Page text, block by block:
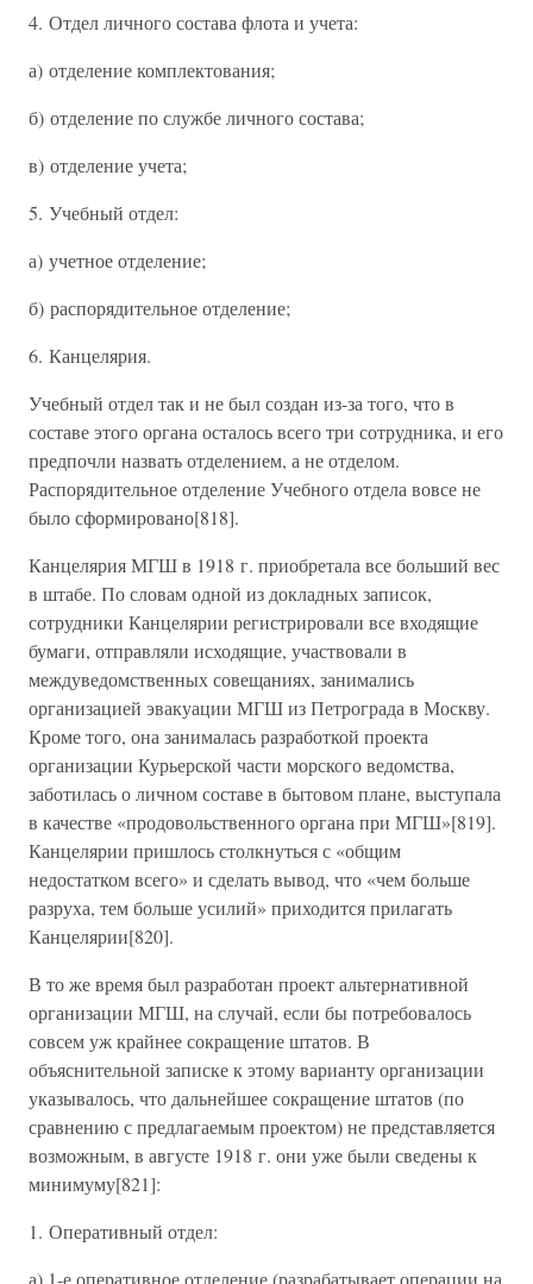
4. Отдел личного состава флота и учета:
а) отделение комплектования;
б) отделение по службе личного состава;
в) отделение учета;
5. Учебный отдел:
а) учетное отделение;
б) распорядительное отделение;
6. Канцелярия.
Учебный отдел так и не был создан из-за того, что в
составе этого органа осталось всего три сотрудника, и его
предпочли назвать отделением, а не отделом.
Распорядительное отделение Учебного отдела вовсе не
было сформировано[818].
Канцелярия МГШ в 1918 г. приобретала все больший вес
в штабе. По словам одной из докладных записок,
сотрудники Канцелярии регистрировали все входящие
бумаги, отправляли исходящие, участвовали в
междуведомственных совещаниях, занимались
организацией эвакуации МГШ из Петрограда в Москву.
Кроме того, она занималась разработкой проекта
организации Курьерской части морского ведомства,
заботилась о личном составе в бытовом плане, выступала
в качестве «продовольственного органа при МГШ»[819].
Канцелярии пришлось столкнуться с «общим
недостатком всего» и сделать вывод, что «чем больше
разруха, тем больше усилий» приходится прилагать
Канцелярии[820].
В то же время был разработан проект альтернативной
организации МГШ, на случай, если бы потребовалось
совсем уж крайнее сокращение штатов. В
объяснительной записке к этому варианту организации
указывалось, что дальнейшее сокращение штатов (по
сравнению с предлагаемым проектом) не представляется
возможным, в августе 1918 г. они уже были сведены к
минимуму[821]:
1. Оперативный отдел:
а) 1-е оперативное отделение (разрабатывает операции на